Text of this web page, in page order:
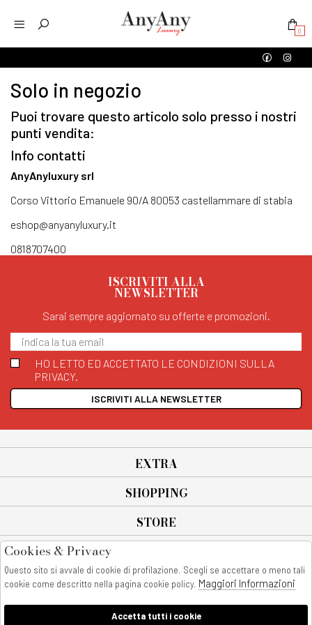
0
Solo in negozio
Puoi trovare questo articolo solo presso i nostri
punti vendita:
Info contatti
AnyAnyluxury srl
Corso Vittorio Emanuele 90/A 80053 castellammare di stabia
eshop@anyanyluxury.it
0818707400
ISCRIVITI ALLA
NEWSLETTER
Sarai sempre aggiornato su offerte e promozioni.
HO LETTO ED ACCETTATO LE CONDIZIONI SULLA
PRIVACY.
ISCRIVITI ALLA NEWSLETTER
EXTRA
SHOPPING
STORE
All rights reserved - © Copyright 2026
AnyAnyluxury srl - Sede Legale: Corso Vittorio Emanuele 90/A - 80053
castellammare di stabia - Italia
Cookies & Privacy
Questo sito si avvale di cookie di profilazione. Scegli se accettare o meno tali
cookie come descritto nella pagina cookie policy. Maggiori Informazioni
Accetta tutti i cookie